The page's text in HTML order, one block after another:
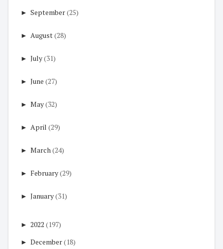
► September(25)
► August(28)
► July(31)
► June (27)
► May(32)
► April (29)
► March(24)
► February(29)
► January(31)
► 2022 (197)
► December(18)